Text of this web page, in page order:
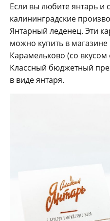
Если вы любите янтарь и
калининградские
Янтарный леденец. Эти
можно купить в
Карамельково (со
Классный бюджетный
в виде янтаря.